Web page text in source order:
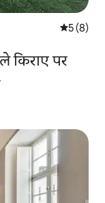
औसत रेटिंग
5 (8)
किराए पर